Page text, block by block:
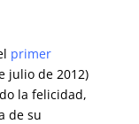
primer
julio de 2012)
la felicidad,
de su